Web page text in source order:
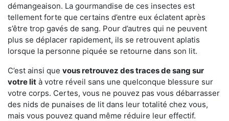
démangeaison. La gourmandise de ces insectes est
tellement forte que certains d’entre eux éclatent après
s’être trop gavés de sang. Pour d’autres qui ne peuvent
plus se déplacer rapidement, ils se retrouvent aplatis
lorsque la personne piquée se retourne dans son lit.
C’est ainsi que vous retrouvez des traces de sang sur
votre lit à votre réveil sans une quelconque blessure sur
votre corps. Certes, vous ne pouvez pas vous débarrasser
des nids de punaises de lit dans leur totalité chez vous,
mais vous pouvez quand même réduire leur effectif.